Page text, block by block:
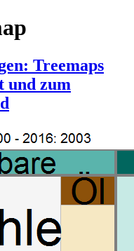
Treemaps
und zum